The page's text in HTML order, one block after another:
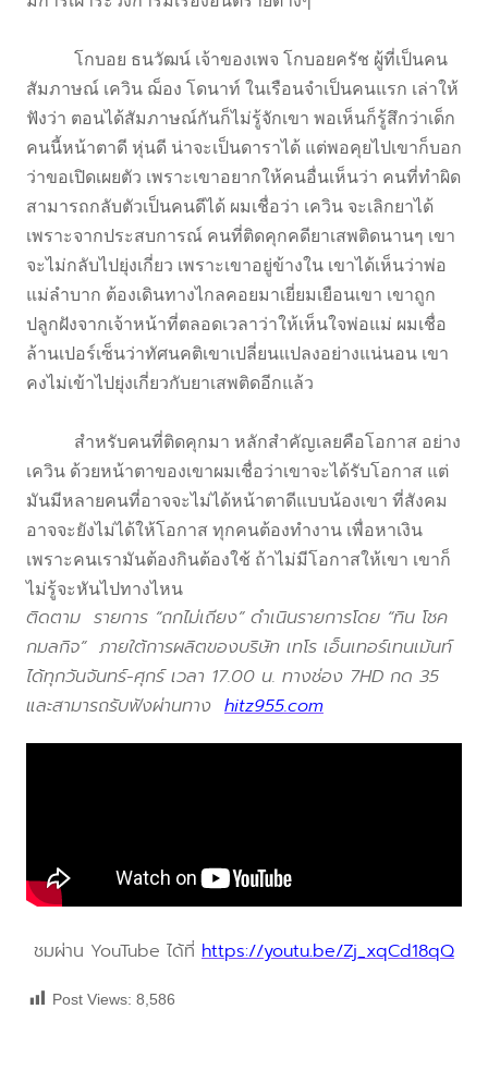
โกบอย ธนวัฒน์ เจ้าของเพจ โกบอยครัช ผู้ที่เป็นคน
สัมภาษณ์ เควิน ฌ็อง โดนาท์ ในเรือนจำเป็นคนแรก เล่าให้
ฟังว่า ตอนได้สัมภาษณ์กันก็ไม่รู้จักเขา พอเห็นก็รู้สึกว่าเด็ก
คนนี้หน้าตาดี หุ่นดี น่าจะเป็นดาราได้ แต่พอคุยไปเขาก็บอก
ว่าขอเปิดเผยตัว เพราะเขาอยากให้คนอื่นเห็นว่า คนที่ทำผิด
สามารถกลับตัวเป็นคนดีได้ ผมเชื่อว่า เควิน จะเลิกยาได้
เพราะจากประสบการณ์ คนที่ติดคุกคดียาเสพติดนานๆ เขา
จะไม่กลับไปยุ่งเกี่ยว เพราะเขาอยู่ข้างใน เขาได้เห็นว่าพ่อ
แม่ลำบาก ต้องเดินทางไกลคอยมาเยี่ยมเยือนเขา เขาถูก
ปลูกฝังจากเจ้าหน้าที่ตลอดเวลาว่าให้เห็นใจพ่อแม่ ผมเชื่อ
ล้านเปอร์เซ็นว่าทัศนคติเขาเปลี่ยนแปลงอย่างแน่นอน เขา
คงไม่เข้าไปยุ่งเกี่ยวกับยาเสพติดอีกแล้ว
สำหรับคนที่ติดคุกมา หลักสำคัญเลยคือโอกาส อย่าง
เควิน ด้วยหน้าตาของเขาผมเชื่อว่าเขาจะได้รับโอกาส แต่
มันมีหลายคนที่อาจจะไม่ได้หน้าตาดีแบบน้องเขา ที่สังคม
อาจจะยังไม่ได้ให้โอกาส ทุกคนต้องทำงาน เพื่อหาเงิน
เพราะคนเรามันต้องกินต้องใช้ ถ้าไม่มีโอกาสให้เขา เขาก็
ไม่รู้จะหันไปทางไหน
ติดตาม รายการ “ถกไม่เถียง” ดำเนินรายการโดย “ทิน โชค
กมลกิจ” ภายใต้การผลิตของบริษัท เทโร เอ็นเทอร์เทนเม้นท์
ได้ทุกวันจันทร์-ศุกร์ เวลา 17.00 น. ทางช่อง 7HD กด 35
และสามารถรับฟังผ่านทาง hitz955.com
ชมผ่าน YouTube ได้ที่ https://youtu.be/Zj_xqCd18qQ
Post Views: 8,586